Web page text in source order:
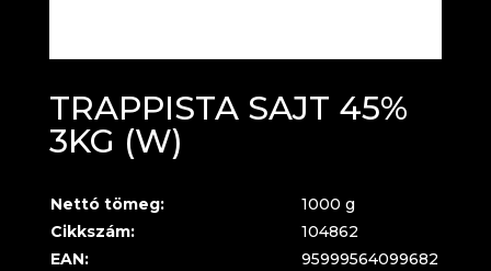
TRAPPISTA SAJT 45%
3KG (W)
Nettó tömeg:
1000 g
Cikkszám:
104862
EAN:
95999564099682